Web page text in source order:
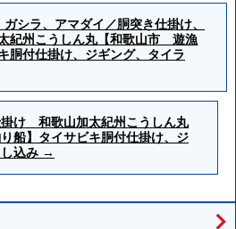
シラ、アマダイ／胴突き仕掛け、
紀州こうしん丸【和歌山市 遊漁
付仕掛け、ジギング、タイラ
掛け 和歌山加太紀州こうしん丸
船】タイサビキ胴付仕掛け、ジ
込み →